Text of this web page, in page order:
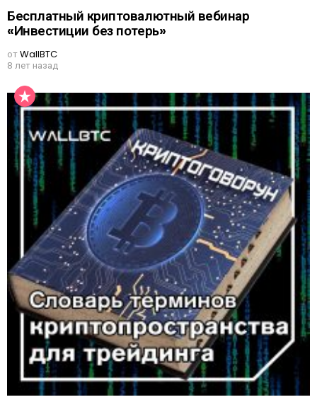
Бесплатный криптовалютный вебинар
«Инвестиции без потерь»
отWallBTC
8 лет назад